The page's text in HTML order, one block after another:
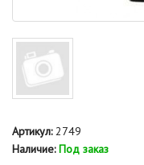
Артикул:2749
Наличие: Под заказ